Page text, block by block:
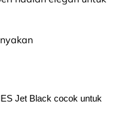
Jet Black cocok untuk